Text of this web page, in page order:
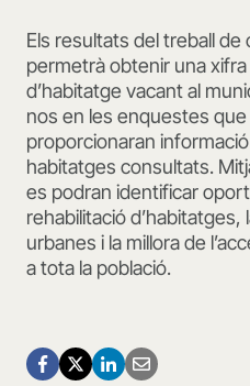
Els resultats del treball
permetrà obtenir una
d’habitatge vacant al
nos en les enquestes
proporcionaran
habitatges consultats.
es podran identificar
rehabilitació
urbanes i la millora de
a tota la població.